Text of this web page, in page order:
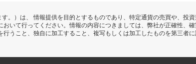
。）は、 情報提供を目的とするものであり、特定通貨の売買や、投
いて行ってください。情報の内容につきましては、弊社が正確性、
うこと、独自に加工すること、複写もしくは加工したものを第三者